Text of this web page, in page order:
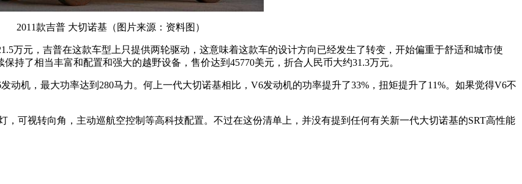
2011款吉普 大切诺基（图片来源：资料图）
万元，吉普在这款车型上只提供两轮驱动，这意味着这款车的设计方向已经发生了转变，开始偏重于舒适和城市使
持了相当丰富和配置和强大的越野设备，售价达到45770美元，折合人民币大约31.3万元。
发动机，最大功率达到280马力。何上一代大切诺基相比，V6发动机的功率提升了33%，扭矩提升了11%。如果觉得V6不
可视转向角，主动巡航空控制等高科技配置。不过在这份清单上，并没有提到任何有关新一代大切诺基的SRT高性能